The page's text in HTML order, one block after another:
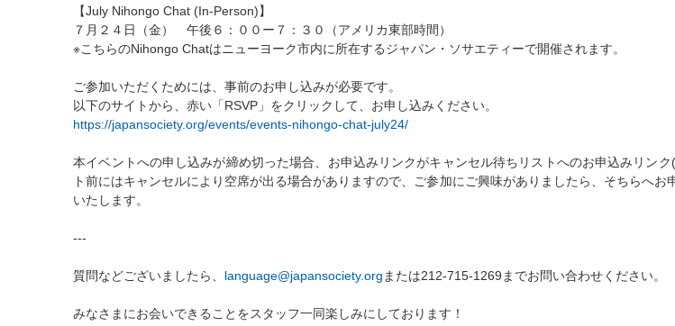
【July Nihongo Chat (In-Person)】
７月２４日（金） 午後６：００ー７：３０（アメリカ東部時間）
※こちらのNihongo Chatはニューヨーク市内に所在するジャパン・ソサエティーで開催されます。
ご参加いただくためには、事前のお申し込みが必要です。
以下のサイトから、赤い「RSVP」をクリックして、お申し込みください。
https://japansociety.org/events/events-nihongo-chat-july24/
本イベントへの申し込みが締め切った場合、お申込みリンクがキャンセル待ちリストへのお申込みリン
ト前にはキャンセルにより空席が出る場合がありますので、ご参加にご興味がありましたら、そちらへお
いたします。
---
質問などございましたら、 language@japansociety.org または212-715-1269までお問い合わせください。
みなさまにお会いできることをスタッフ一同楽しみにしております！